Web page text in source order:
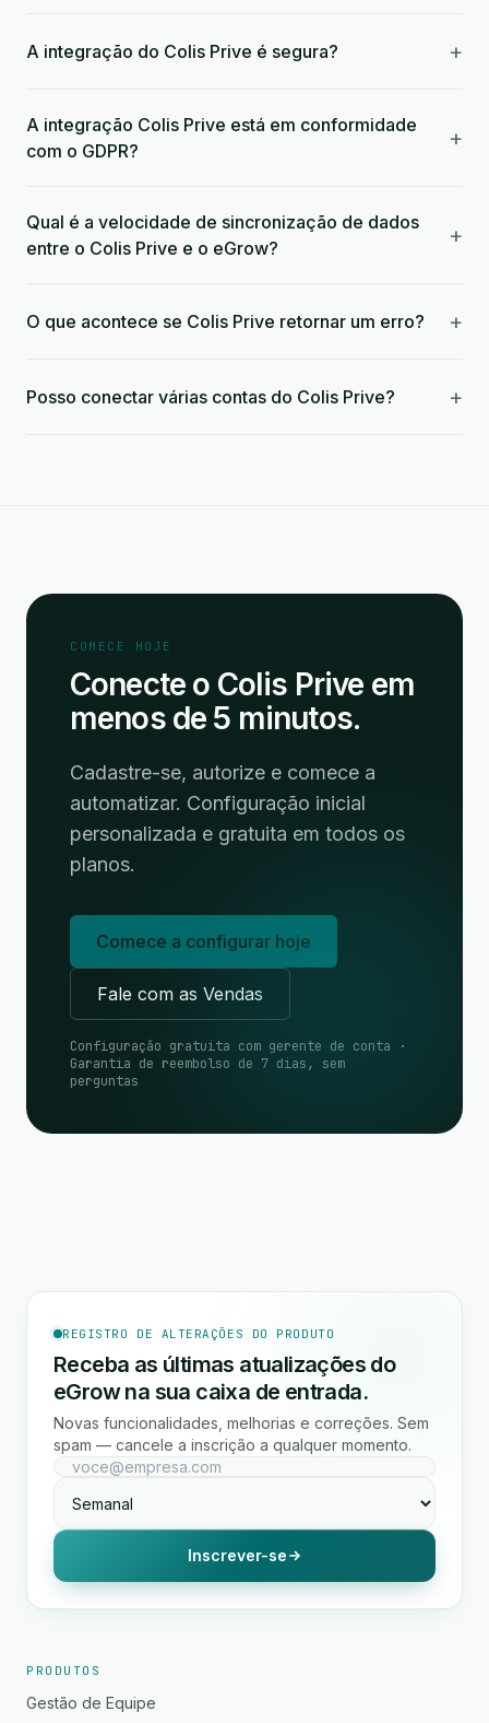
A integração do Colis Prive é segura? +
A integração Colis Prive está em conformidade
com o GDPR?
+
Qual é a velocidade de sincronização de dados
entre o Colis Prive e o eGrow?
+
O que acontece se Colis Prive retornar um erro? +
Posso conectar várias contas do Colis Prive? +
COMECE HOJE
Conecte o Colis Prive em
menos de 5 minutos.
Cadastre-se, autorize e comece a
automatizar. Configuração inicial
personalizada e gratuita em todos os
planos.
Comece a configurar hoje
Fale com as Vendas
Configuração gratuita com gerente de conta ·
Garantia de reembolso de 7 dias, sem
perguntas
REGISTRO DE ALTERAÇÕES DO PRODUTO
Receba as últimas atualizações do
eGrow na sua caixa de entrada.
Novas funcionalidades, melhorias e correções. Sem
spam — cancele a inscrição a qualquer momento.
Inscrever-se
PRODUTOS
Gestão de Equipe